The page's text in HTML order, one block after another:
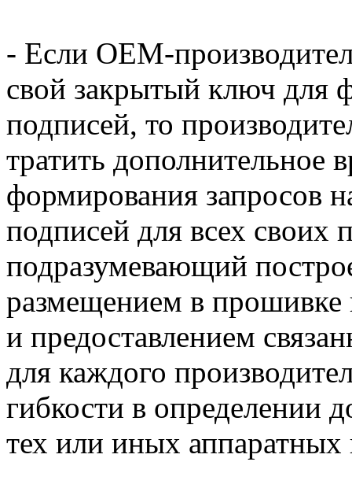
- Если OEM-
свой закрытый ключ для
подписей, то
тратить дополнительное
формирования запросов
подписей для всех своих
подразумевающий
размещением в прошивке
и предоставлением
для каждого
гибкости в определении
тех или иных аппаратных